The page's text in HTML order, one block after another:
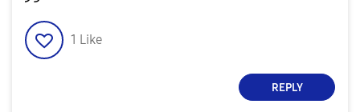
1 Like
REPLY